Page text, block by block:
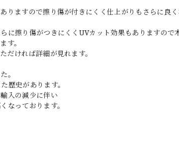
ますので擦り傷が付きにくく仕上がりもさらに良く
に擦り傷がつきにくくUVカット効果もありますので
す。
だければ詳細が見れます。
。
歴史があります。
入の減少に伴い
なっております。